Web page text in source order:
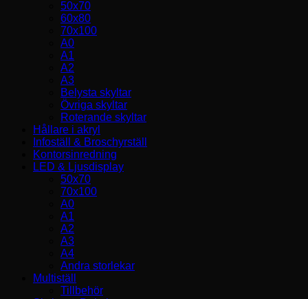
50x70
60x80
70x100
A0
A1
A2
A3
Belysta skyltar
Övriga skyltar
Roterande skyltar
Hållare i akryl
Infoställ & Broschyrställ
Kontorsinredning
LED & Ljusdisplay
50x70
70x100
A0
A1
A2
A3
A4
Andra storlekar
Multiställ
Tillbehör